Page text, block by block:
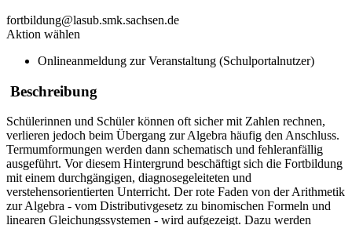
fortbildung@lasub.smk.sachsen.de
Aktion wählen
Onlineanmeldung zur Veranstaltung (Schulportalnutzer)
Beschreibung
Schülerinnen und Schüler können oft sicher mit Zahlen rechnen,
verlieren jedoch beim Übergang zur Algebra häufig den Anschluss.
Termumformungen werden dann schematisch und fehleranfällig
ausgeführt. Vor diesem Hintergrund beschäftigt sich die Fortbildung
mit einem durchgängigen, diagnosegeleiteten und
verstehensorientierten Unterricht. Der rote Faden von der Arithmetik
zur Algebra - vom Distributivgesetz zu binomischen Formeln und
linearen Gleichungssystemen - wird aufgezeigt. Dazu werden